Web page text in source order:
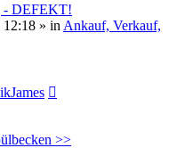
- DEFEKT!
12:18 » in Ankauf, Verkauf,
>>